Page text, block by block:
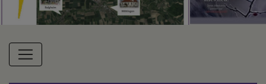
Hauptnavigation